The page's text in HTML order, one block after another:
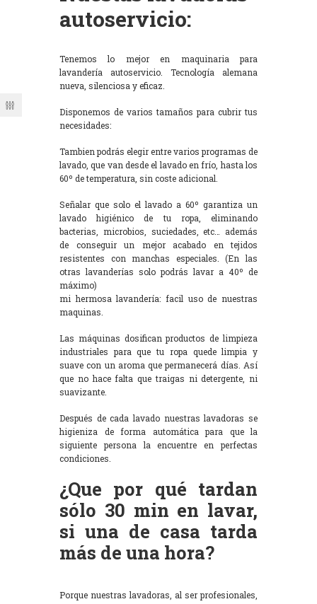
autoservicio:
Tenemos lo mejor en maquinaria para
lavandería autoservicio. Tecnología alemana
nueva, silenciosa y eficaz.
Disponemos de varios tamaños para cubrir tus
necesidades:
Tambien podrás elegir entre varios programas de
lavado, que van desde el lavado en frío, hasta los
60º de temperatura, sin coste adicional.
Señalar que solo el lavado a 60º garantiza un
lavado higiénico de tu ropa, eliminando
bacterias, microbios, suciedades, etc… además
de conseguir un mejor acabado en tejidos
resistentes con manchas especiales. (En las
otras lavanderías solo podrás lavar a 40º de
máximo)
mi hermosa lavandería: facil uso de nuestras
maquinas.
Las máquinas dosifican productos de limpieza
industriales para que tu ropa quede limpia y
suave con un aroma que permanecerá días. Así
que no hace falta que traigas ni detergente, ni
suavizante.
Después de cada lavado nuestras lavadoras se
higieniza de forma automática para que la
siguiente persona la encuentre en perfectas
condiciones.
¿Que por qué tardan
sólo 30 min en lavar,
si una de casa tarda
más de una hora?
Porque nuestras lavadoras, al ser profesionales,